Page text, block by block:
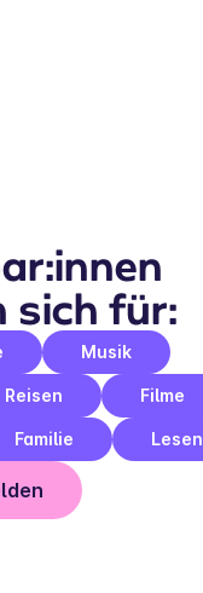
sich für:
Musik
Reisen Filme
Familie Lesen